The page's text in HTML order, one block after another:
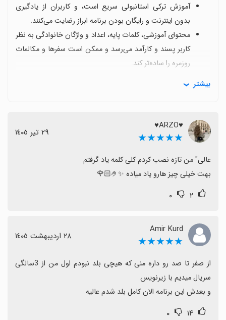
آموزش ترکی استانبولی سریع است، و کاربران از یادگیری
بدون اینترنت و رایگان بودن برنامه ابراز رضایت می‌کنند.
محتوای آموزشی، کلمات پایه، اعداد و واژگان خانوادگی به نظر
کاربر پسند و کارآمد می‌رسد و ممکن است سفرها و مکالمات
روزمره را ساده‌تر کند.
برخی اصطلاحات کامل نیستند و گاهی تلفظ یا نحوه ارائه
فرصت‌های بهبود عبارت‌اند از اضافه شدن تلفظ با یک صدای
واحد یا گزینه صوتی مرد/زن، تکمیل اصطلاحات/عبارات
بیشتر، و فراهم شدن امکان استفاده از راهنمایی یا مشاوره در
گزینه خوبی برای امتحان است و تجربه مثبتی را ارائه می‌دهد.
بیشتر
♥️ARZO♥️
★★★★★ ٢٩ تیر ١٤٠٥
بهت خیلی چیز هارو یاد میاده ✨🤌🏻🌹
۲ ۰
Amir Kurd
★★★★★ ٢٨ اردیبهشت ١٤٠٥
و بعدش این برنامه الان کامل بلد شدم عالیه
۱۴ ۰